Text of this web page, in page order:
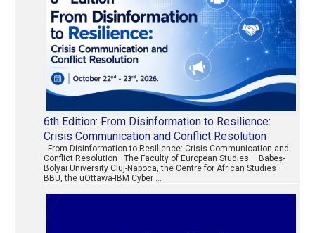
6th Edition: From Disinformation to Resilience:
Crisis Communication and Conflict Resolution
From Disinformation to Resilience: Crisis Communication and
Conflict Resolution The Faculty of European Studies – Babeș-
Bolyai University Cluj-Napoca, the Centre for African Studies –
BBU, the uOttawa-IBM Cyber …